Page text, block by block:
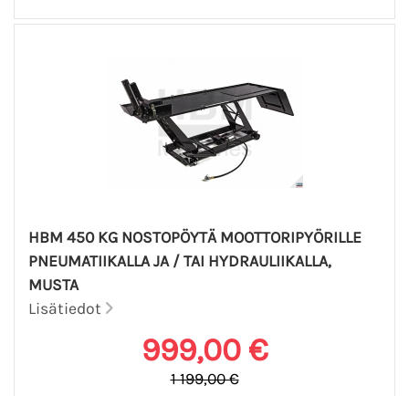
HBM 450 KG NOSTOPÖYTÄ MOOTTORIPYÖRILLE
PNEUMATIIKALLA JA / TAI HYDRAULIIKALLA,
MUSTA
Lisätiedot
999,00 €
1 199,00 €